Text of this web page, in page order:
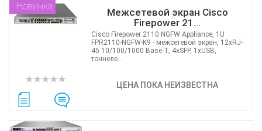
Межсетевой экран Cisco
Firepower 21...
Новинка
ЦЕНА ПОКА НЕИЗВЕСТНА
Cisco Firepower 2110 NGFW Appliance, 1U
FPR2110-NGFW-K9 - межсетевой экран, 12хRJ-
45 10/100/1000 Base-T, 4xSFP, 1хUSB,
тоннеле...